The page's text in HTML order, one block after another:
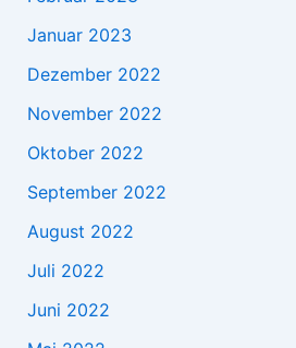
Januar 2023
Dezember 2022
November 2022
Oktober 2022
September 2022
August 2022
Juli 2022
Juni 2022